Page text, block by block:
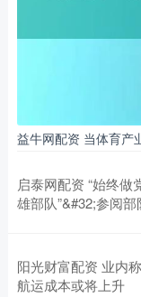
益牛网配资 当体育产
启泰网配资 “始终
雄部队”&#32;参阅
阳光财富配资 业内
航运成本或将上升